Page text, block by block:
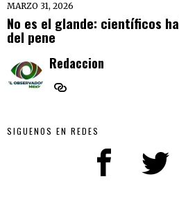
MARZO 31, 2026
No es el glande: científicos
del pene
Redaccion
SIGUENOS EN REDES